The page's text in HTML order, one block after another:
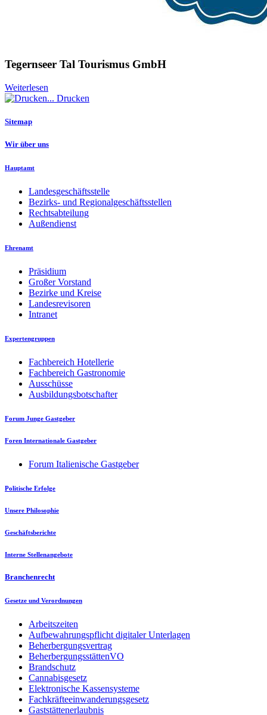
Tegernseer Tal Tourismus GmbH
Weiterlesen
Drucken
Sitemap
Wir über uns
Hauptamt
Landesgeschäftsstelle
Bezirks- und Regionalgeschäftsstellen
Rechtsabteilung
Außendienst
Ehrenamt
Präsidium
Großer Vorstand
Bezirke und Kreise
Landesrevisoren
Intranet
Expertengruppen
Fachbereich Hotellerie
Fachbereich Gastronomie
Ausschüsse
Ausbildungsbotschafter
Forum Junge Gastgeber
Foren Internationale Gastgeber
Forum Italienische Gastgeber
Politische Erfolge
Unsere Philosophie
Geschäftsberichte
Interne Stellenangebote
Branchenrecht
Gesetze und Verordnungen
Arbeitszeiten
Aufbewahrungspflicht digitaler Unterlagen
Beherbergungsvertrag
BeherbergungsstättenVO
Brandschutz
Cannabisgesetz
Elektronische Kassensysteme
Fachkräfteeinwanderungsgesetz
Gaststättenerlaubnis